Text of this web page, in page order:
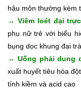
hậu môn thường kèm
→ Viêm loét đại
phụ nữ trẻ với biểu
bụng dọc khung đại
→ Uống phải dung
xuất huyết tiêu hóa
tính kiềm và acid cao